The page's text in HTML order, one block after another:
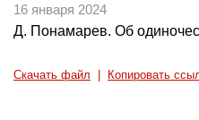
16 января 2024
Д. Понамарев. Об
Скачать файл Копировать